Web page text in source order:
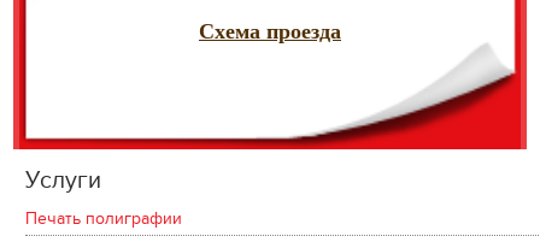
Схема проезда
Услуги
Печать полиграфии